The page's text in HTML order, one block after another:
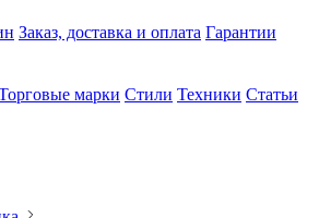
Заказ, доставка и оплата Гарантии
марки Стили Техники Статьи